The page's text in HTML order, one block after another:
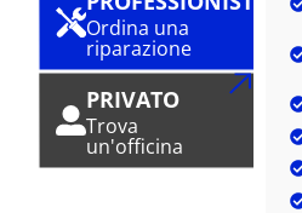
Ordina una
riparazione
PRIVATO
Trova
un'officina